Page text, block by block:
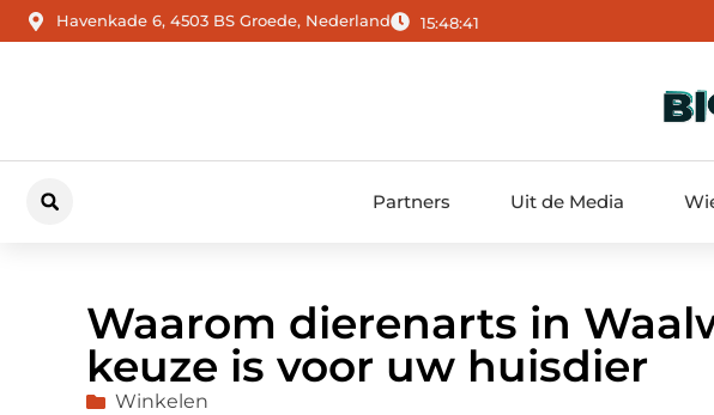
Havenkade 6, 4503 BS Groede, Nederland 15:48:42
Partners Uit de Media
Waarom dierenarts in
keuze is voor uw huisdier
Winkelen